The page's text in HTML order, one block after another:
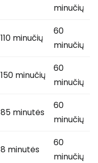
minučių
110 minučių
60
minučių
150 minučių
60
minučių
85 minutės
60
minučių
8 minutės
60
minučių